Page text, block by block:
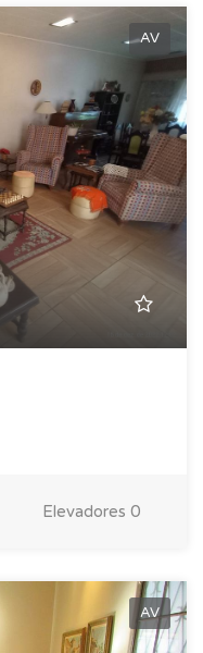
AV
Elevadores 0
AV